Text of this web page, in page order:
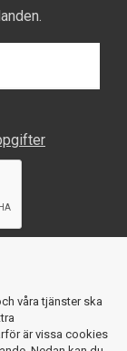
våra tjänster ska
är vissa cookies